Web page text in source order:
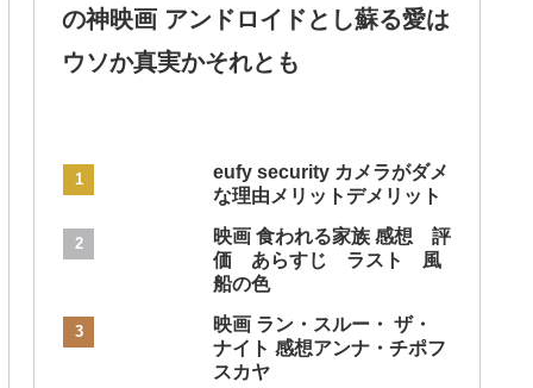
の神映画 アンドロイドとし蘇る愛は
ウソか真実かそれとも
eufy security カメラがダメ
な理由メリットデメリット
映画 食われる家族 感想 評
価 あらすじ ラスト 風
船の色
映画 ラン・スルー・ ザ・
ナイト 感想アンナ・チポフ
スカヤ